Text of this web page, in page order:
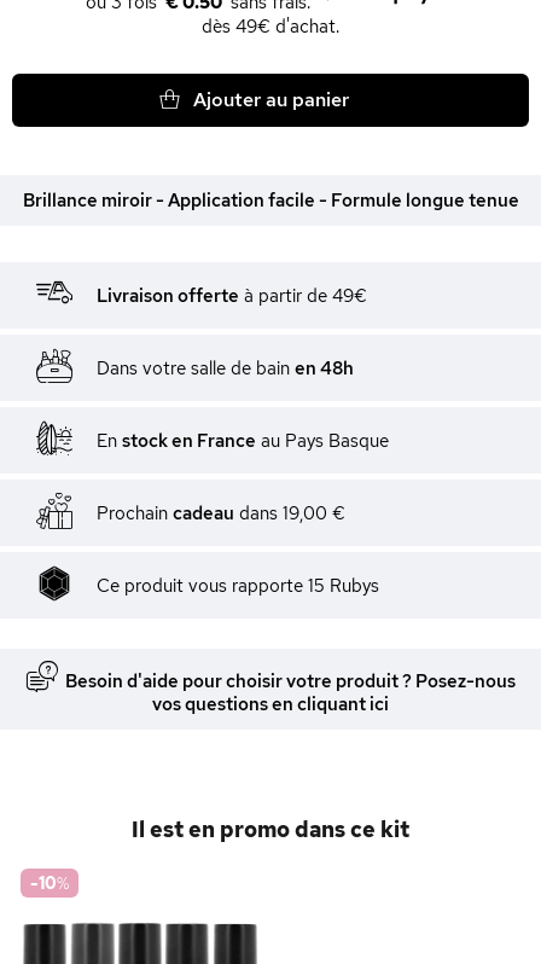
dès 49€ d'achat.
Ajouter au panier
Brillance miroir - Application facile - Formule longue tenue
Livraison offerte à partir de 49€
Dans votre salle de bain en 48h
En stock en France au Pays Basque
Prochain cadeau dans 19,00 €
Ce produit vous rapporte 15 Rubys
Besoin d'aide pour choisir votre produit ? Posez-nous
vos questions en cliquant ici
Il est en promo dans ce kit
-10%